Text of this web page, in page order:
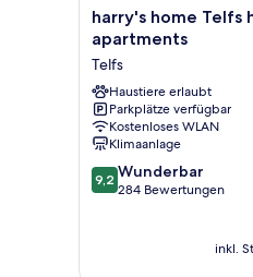
harry's
home
Telfs
hotel
&
apartments
Telfs
harry's home Telfs
apartments
Telfs
Haustiere erlaubt
Parkplätze verfügbar
Kostenloses WLAN
Klimaanlage
9.2
von
9,2 Wunderbar
284 Bewertungen
inkl.